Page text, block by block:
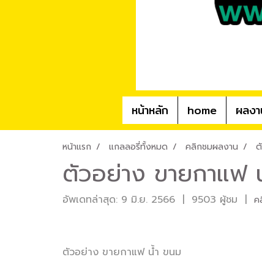
หน้าหลัก home ผลง
หน้าแรก แกลลอรี่ทั้งหมด คลิกชมผลงาน
ตัวอย่าง ขายกาแฟ
อัพเดทล่าสุด: 9 มิ.ย. 2566 | 9503 ผู้ชม | ค
ตัวอย่าง ขายกาแฟ น้ำ ขนม